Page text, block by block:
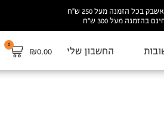
בהזמנה מעל 300 ש”ח
החשבון שלי ₪0.00
0